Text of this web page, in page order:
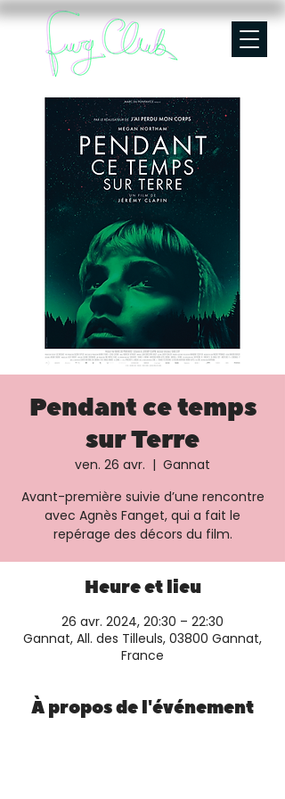
Pendant ce temps
sur Terre
ven. 26 avr.
  |
Gannat
Avant-première suivie d’une rencontre
avec Agnès Fanget, qui a fait le
repérage des décors du film.
Heure et lieu
26 avr. 2024, 20:30 – 22:30
Gannat, All. des Tilleuls, 03800 Gannat,
France
À propos de l'événement